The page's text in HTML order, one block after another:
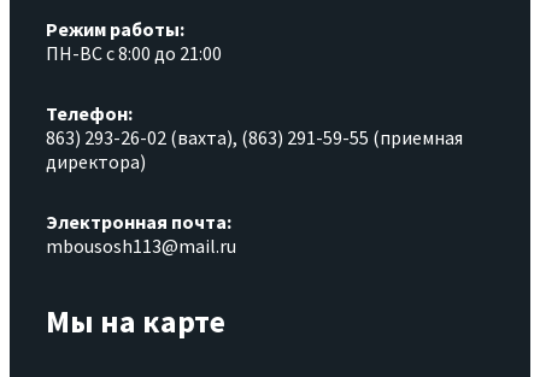
Режим работы:
ПН-ВС с 8:00 до 21:00
Телефон:
863) 293-26-02 (вахта), (863) 291-59-55 (приемная
директора)
Электронная почта:
mbousosh113@mail.ru
Мы на карте